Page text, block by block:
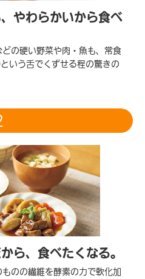
やわらかいから食べ
の硬い野菜や肉・魚も、常食
う舌でくずせる程の驚きの
ら、食べたくなる。
のの繊維を酵素の力で軟化加